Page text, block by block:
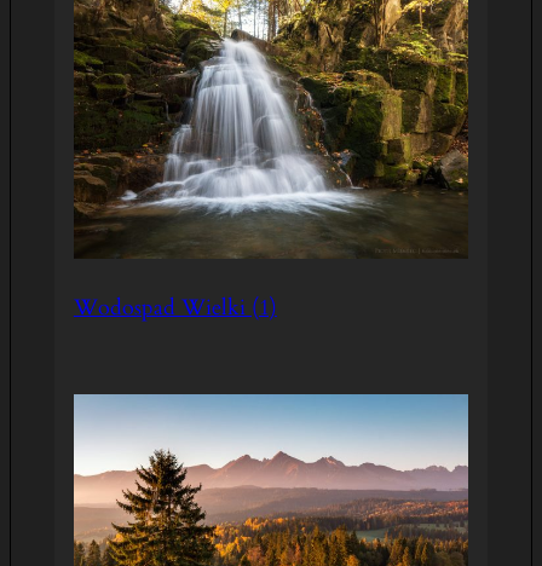
Wodospad Wielki (1)